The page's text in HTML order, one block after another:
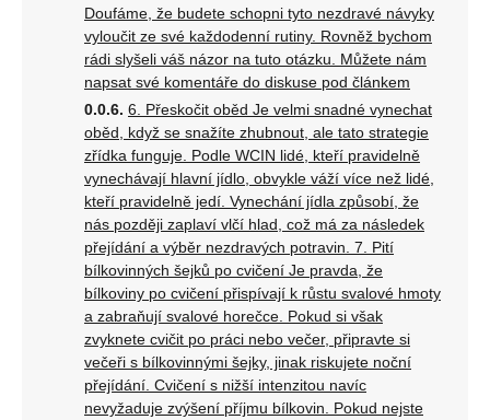
Doufáme, že budete schopni tyto nezdravé návyky
vyloučit ze své každodenní rutiny. Rovněž bychom
rádi slyšeli váš názor na tuto otázku. Můžete nám
napsat své komentáře do diskuse pod článkem
6. Přeskočit oběd Je velmi snadné vynechat
oběd, když se snažíte zhubnout, ale tato strategie
zřídka funguje. Podle WCIN lidé, kteří pravidelně
vynechávají hlavní jídlo, obvykle váží více než lidé,
kteří pravidelně jedí. Vynechání jídla způsobí, že
nás později zaplaví vlčí hlad, což má za následek
přejídání a výběr nezdravých potravin. 7. Pití
bílkovinných šejků po cvičení Je pravda, že
bílkoviny po cvičení přispívají k růstu svalové hmoty
a zabraňují svalové horečce. Pokud si však
zvyknete cvičit po práci nebo večer, připravte si
večeři s bílkovinnými šejky, jinak riskujete noční
přejídání. Cvičení s nižší intenzitou navíc
nevyžaduje zvýšení příjmu bílkovin. Pokud nejste